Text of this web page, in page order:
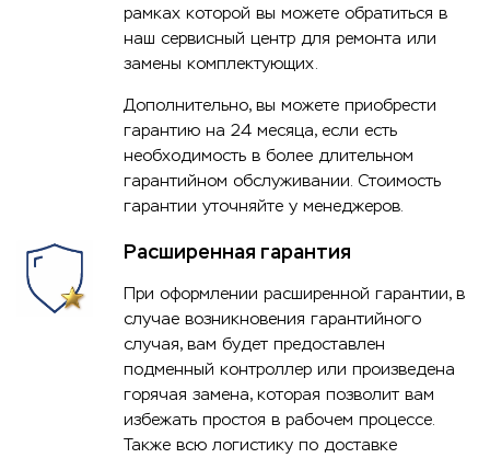
рамках которой вы можете обратиться в
наш сервисный центр для ремонта или
замены комплектующих.
Дополнительно, вы можете приобрести
гарантию на 24 месяца, если есть
необходимость в более длительном
гарантийном обслуживании. Стоимость
гарантии уточняйте у менеджеров.
Расширенная гарантия
При оформлении расширенной гарантии, в
случае возникновения гарантийного
случая, вам будет предоставлен
подменный контроллер или произведена
горячая замена, которая позволит вам
избежать простоя в рабочем процессе.
Также всю логистику по доставке